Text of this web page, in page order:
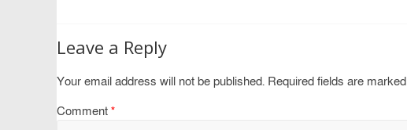
Leave a Reply
Your email address will not be published. Required fields are marked
Comment *